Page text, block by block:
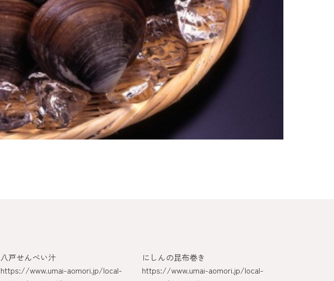
八戸せんべい汁
https://www.umai-aomori.jp/local-
にしんの昆布巻き
https://www.umai-aomori.jp/local-